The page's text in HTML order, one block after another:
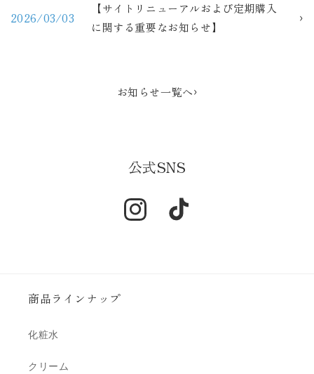
2026/03/03
【サイトリニューアルおよび定期購入
に関する重要なお知らせ】
›
お知らせ一覧へ›
公式SNS
Instagram TikTok
商品ラインナップ
化粧水
クリーム